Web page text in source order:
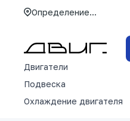
Определение...
Двигатели
Подвеска
Охлаждение двигателя